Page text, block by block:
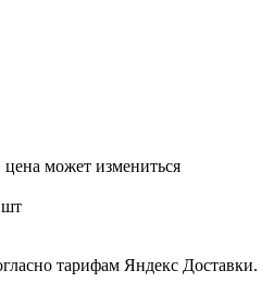
может измениться
шт
тарифам Яндекс Доставки.